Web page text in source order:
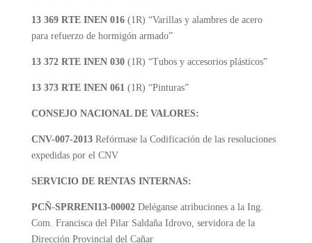
13 369 RTE INEN 016(1R) “Varillas y alambres de acero
para refuerzo de hormigón armado”
13 372 RTE INEN 030(1R) “Tubos y accesorios plásticos”
13 373 RTE INEN 061(1R) “Pinturas”
CONSEJO NACIONAL DE VALORES:
CNV-007-2013 Refórmase la Codificación de las resoluciones
expedidas por el CNV
SERVICIO DE RENTAS INTERNAS:
PCÑ-SPRRENI13-00002 Deléganse atribuciones a la Ing.
Com. Francisca del Pilar Saldaña Idrovo, servidora de la
Dirección Provincial del Cañar